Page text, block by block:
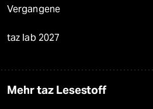
Vergangene
taz lab 2027
Mehr taz Lesestoff